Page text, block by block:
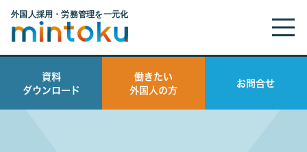
資料
ダウンロード
働きたい
外国人の方
お問合せ